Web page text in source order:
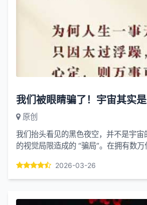
原创
我们抬头看见的黑色夜空，并不是宇宙
的视觉局限造成的 “骗局”。在拥有数
大爆炸的... 2026-03-26